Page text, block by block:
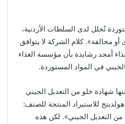
تُحلل لدى السلطات الأردنية،
مخالفة». كلام الشركة لا يتوافق
أمجد رشايدة بأن مؤسسة الغذاء
في المواد المستوردة.
شهادة خلو من التعديل الجيني
للاستيراد المنتجة للصنف:
التعديل الجيني». لكن هذه